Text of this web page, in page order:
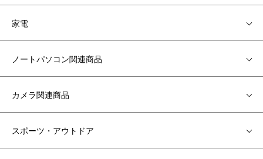
家電
ノートパソコン関連商品
カメラ関連商品
スポーツ・アウトドア